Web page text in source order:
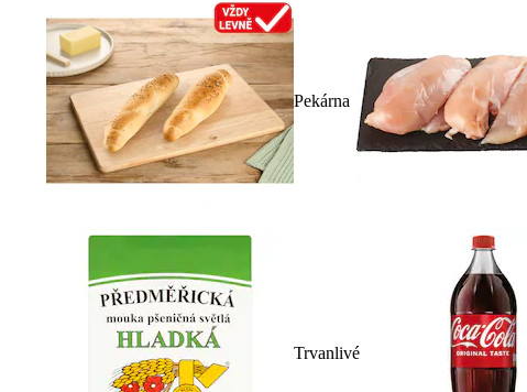
Pekárna
Trvanlivé